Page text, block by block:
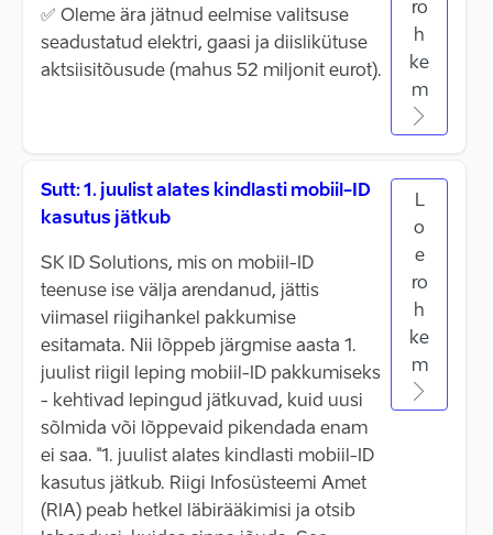
✅ Oleme ära jätnud eelmise valitsuse
seadustatud elektri, gaasi ja diislikütuse
aktsiisitõusude (mahus 52 miljonit eurot).
ro
h
ke
m
Sutt: 1. juulist alates kindlasti mobiil-ID
kasutus jätkub
SK ID Solutions, mis on mobiil-ID
teenuse ise välja arendanud, jättis
viimasel riigihankel pakkumise
esitamata. Nii lõppeb järgmise aasta 1.
juulist riigil leping mobiil-ID pakkumiseks
- kehtivad lepingud jätkuvad, kuid uusi
sõlmida või lõppevaid pikendada enam
ei saa. "1. juulist alates kindlasti mobiil-ID
kasutus jätkub. Riigi Infosüsteemi Amet
(RIA) peab hetkel läbirääkimisi ja otsib
L
o
e
ro
h
ke
m